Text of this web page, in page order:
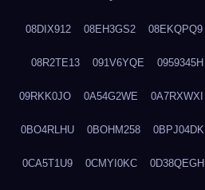
08DIX912 08EH3GS2 08EKQPQ9
08R2TE13 091V6YQE 0959345H
09RKK0JO 0A54G2WE 0A7RXWXI
0BO4RLHU 0BOHM258 0BPJ04DK
0CA5T1U9 0CMYI0KC 0D38QEGH